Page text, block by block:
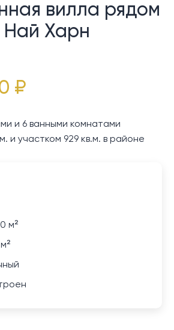
вилла рядом
Най Харн
₽
и 6 ванными комнатами
и участком 929 кв.м. в районе
м²